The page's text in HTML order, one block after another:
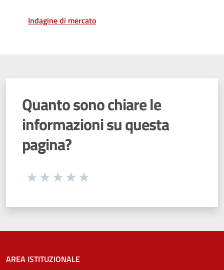
Indagine di mercato
Quanto sono chiare le
informazioni su questa
pagina?
Seleziona una valutazione da 1 a 5 stelle
AREA ISTITUZIONALE